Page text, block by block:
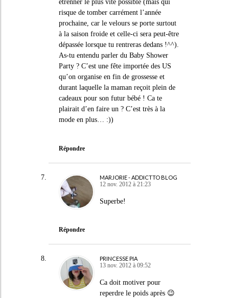
étrenner le plus vite possible (mais qui
risque de tomber carrément l’année
prochaine, car le velours se porte surtout
à la saison froide et celle-ci sera peut-être
dépassée lorsque tu rentreras dedans !^^).
As-tu entendu parler du Baby Shower
Party ? C’est une fête importée des US
qu’on organise en fin de grossesse et
durant laquelle la maman reçoit plein de
cadeaux pour son futur bébé ! Ca te
plairait d’en faire un ? C’est très à la
mode en plus… :))
Répondre
MARJORIE - ADDICTTO BLOG
12 nov. 2012 à 21:23
Superbe!
Répondre
PRINCESSE PIA
13 nov. 2012 à 09:52
Ca doit motiver pour
reperdre le poids après 😉